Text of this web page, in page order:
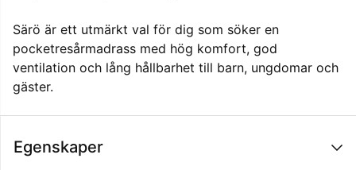
Särö är ett utmärkt val för dig som söker en
pocketresårmadrass med hög komfort, god
ventilation och lång hållbarhet till barn, ungdomar och
gäster.
Egenskaper